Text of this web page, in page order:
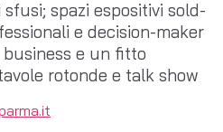
spazi espositivi sold-
e decision-maker
e un fitto
rotonde e talk show